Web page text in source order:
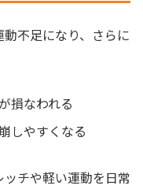
不足になり、さらに
損なわれる
しやすくなる
チや軽い運動を日常